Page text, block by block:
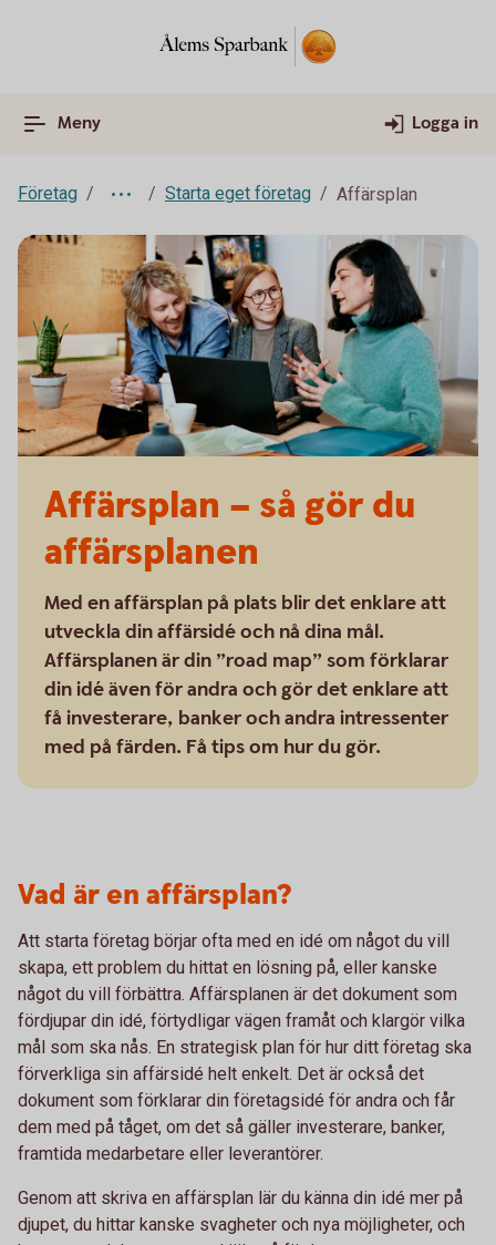
Meny Logga in
Företag Starta eget företag Affärsplan
Affärsplan – så gör du
affärsplanen
Med en affärsplan på plats blir det enklare att
utveckla din affärsidé och nå dina mål.
Affärsplanen är din ”road map” som förklarar
din idé även för andra och gör det enklare att
få investerare, banker och andra intressenter
med på färden. Få tips om hur du gör.
Vad är en affärsplan?
Att starta företag börjar ofta med en idé om något du vill
skapa, ett problem du hittat en lösning på, eller kanske
något du vill förbättra. Affärsplanen är det dokument som
fördjupar din idé, förtydligar vägen framåt och klargör vilka
mål som ska nås. En strategisk plan för hur ditt företag ska
förverkliga sin affärsidé helt enkelt. Det är också det
dokument som förklarar din företagsidé för andra och får
dem med på tåget, om det så gäller investerare, banker,
framtida medarbetare eller leverantörer.
Genom att skriva en affärsplan lär du känna din idé mer på
djupet, du hittar kanske svagheter och nya möjligheter, och